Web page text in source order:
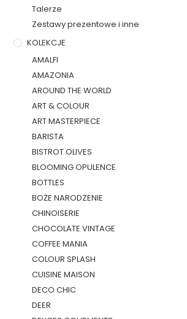
Talerze
Zestawy prezentowe i inne
KOLEKCJE
AMALFI
AMAZONIA
AROUND THE WORLD
ART & COLOUR
ART MASTERPIECE
BARISTA
BISTROT OLIVES
BLOOMING OPULENCE
BOTTLES
BOŻE NARODZENIE
CHINOISERIE
CHOCOLATE VINTAGE
COFFEE MANIA
COLOUR SPLASH
CUISINE MAISON
DECO CHIC
DEER